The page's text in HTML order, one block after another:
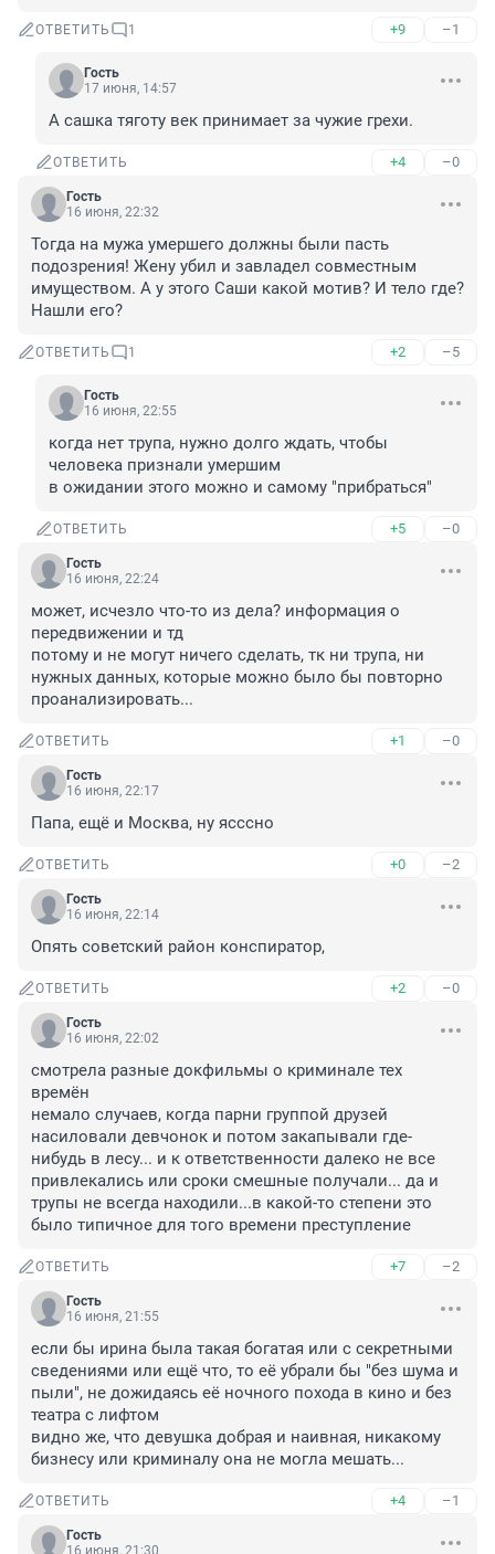
ОТВЕТИТЬ 1 +9 –1
Гость
17 июня, 14:57
А сашка тяготу век принимает за чужие грехи.
ОТВЕТИТЬ +4 –0
Гость
16 июня, 22:32
Тогда на мужа умершего должны были пасть
подозрения! Жену убил и завладел совместным
имуществом. А у этого Саши какой мотив? И тело где?
Нашли его?
ОТВЕТИТЬ 1 +2 –5
Гость
16 июня, 22:55
когда нет трупа, нужно долго ждать, чтобы
человека признали умершим
в ожидании этого можно и самому "прибраться"
ОТВЕТИТЬ +5 –0
Гость
16 июня, 22:24
может, исчезло что-то из дела? информация о
передвижении и тд
потому и не могут ничего сделать, тк ни трупа, ни
нужных данных, которые можно было бы повторно
проанализировать...
ОТВЕТИТЬ +1 –0
Гость
16 июня, 22:17
Папа, ещё и Москва, ну ясссно
ОТВЕТИТЬ +0 –2
Гость
16 июня, 22:14
Опять советский район конспиратор,
ОТВЕТИТЬ +2 –0
Гость
16 июня, 22:02
смотрела разные докфильмы о криминале тех
времён
немало случаев, когда парни группой друзей
насиловали девчонок и потом закапывали где-
нибудь в лесу... и к ответственности далеко не все
привлекались или сроки смешные получали... да и
трупы не всегда находили...в какой-то степени это
было типичное для того времени преступление
ОТВЕТИТЬ +7 –2
Гость
16 июня, 21:55
если бы ирина была такая богатая или с секретными
сведениями или ещё что, то её убрали бы "без шума и
пыли", не дожидаясь её ночного похода в кино и без
театра с лифтом
видно же, что девушка добрая и наивная, никакому
бизнесу или криминалу она не могла мешать...
ОТВЕТИТЬ +4 –1
Гость
16 июня, 21:30